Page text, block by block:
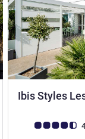
Ibis Styles
Примечание: